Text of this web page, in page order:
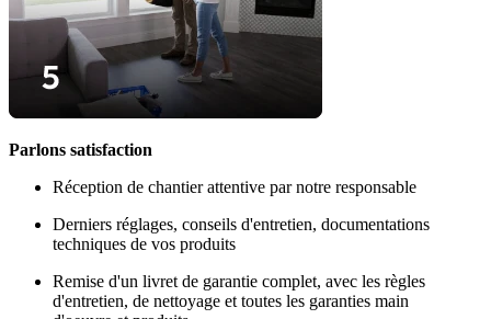
Parlons satisfaction
Réception de chantier attentive par notre responsable
Derniers réglages, conseils d'entretien, documentations
techniques de vos produits
Remise d'un livret de garantie complet, avec les règles
d'entretien, de nettoyage et toutes les garanties main